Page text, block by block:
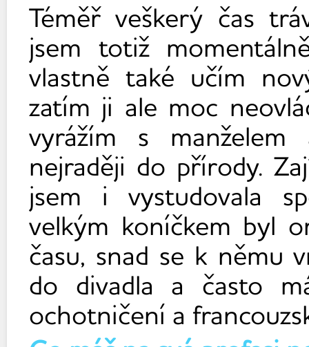
Téměř veškerý čas
jsem totiž
vlastně také učím
zatím ji ale moc
vyrážím s
nejraději do přírody.
jsem i vystudovala
velkým koníčkem byl
času, snad se k němu
do divadla a často
ochotničení a